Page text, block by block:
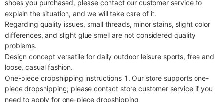
shoes you purchased, please contact our customer service to
explain the situation, and we will take care of it.
Regarding quality issues, small threads, minor stains, slight color
differences, and slight glue smell are not considered quality
problems.
Design concept versatile for daily outdoor leisure sports, free and
loose, casual fashion.
One-piece dropshipping instructions 1. Our store supports one-
piece dropshipping; please contact store customer service if you
need to apply for one-piece dropshipping